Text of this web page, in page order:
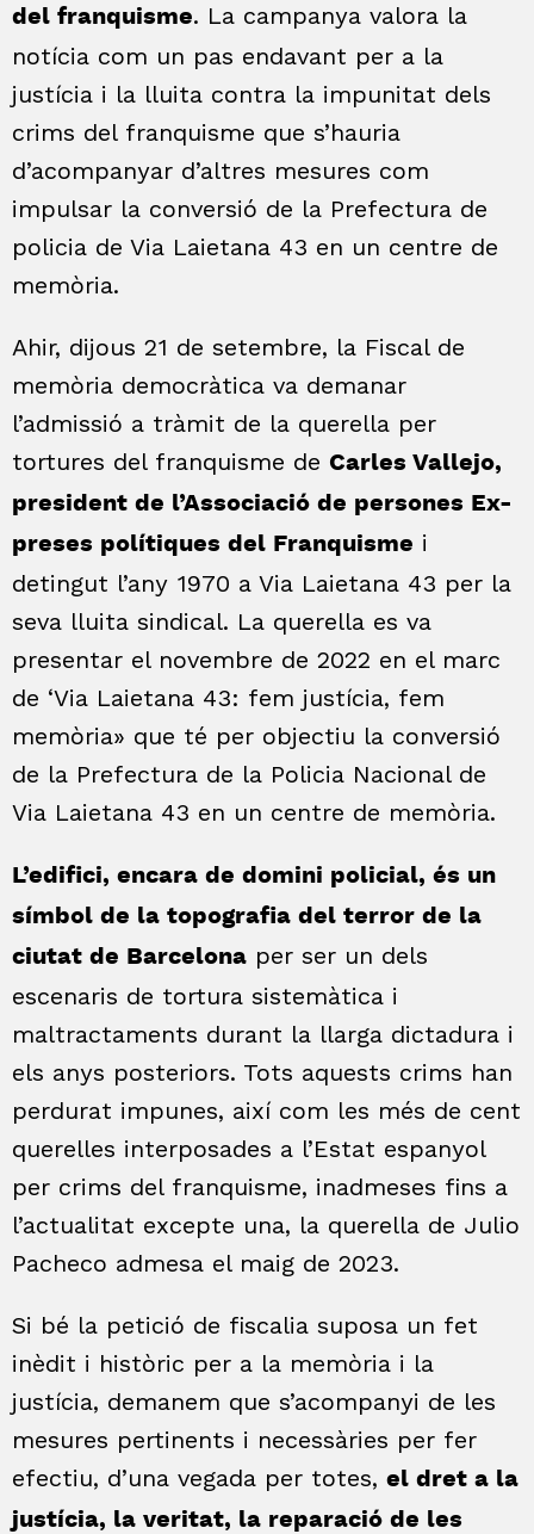
del franquisme. La campanya valora la
notícia com un pas endavant per a la
justícia i la lluita contra la impunitat dels
crims del franquisme que s’hauria
d’acompanyar d’altres mesures com
impulsar la conversió de la Prefectura de
policia de Via Laietana 43 en un centre de
memòria.
Ahir, dijous 21 de setembre, la Fiscal de
memòria democràtica va demanar
l’admissió a tràmit de la querella per
tortures del franquisme de Carles Vallejo,
president de l’Associació de persones Ex-
preses polítiques del Franquisme i
detingut l’any 1970 a Via Laietana 43 per la
seva lluita sindical. La querella es va
presentar el novembre de 2022 en el marc
de ‘Via Laietana 43: fem justícia, fem
memòria» que té per objectiu la conversió
de la Prefectura de la Policia Nacional de
Via Laietana 43 en un centre de memòria.
L’edifici, encara de domini policial, és un
símbol de la topografia del terror de la
ciutat de Barcelona per ser un dels
escenaris de tortura sistemàtica i
maltractaments durant la llarga dictadura i
els anys posteriors. Tots aquests crims han
perdurat impunes, així com les més de cent
querelles interposades a l’Estat espanyol
per crims del franquisme, inadmeses fins a
l’actualitat excepte una, la querella de Julio
Pacheco admesa el maig de 2023.
Si bé la petició de fiscalia suposa un fet
inèdit i històric per a la memòria i la
justícia, demanem que s’acompanyi de les
mesures pertinents i necessàries per fer
efectiu, d’una vegada per totes, el dret a la
justícia, la veritat, la reparació de les